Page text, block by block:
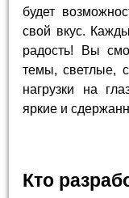
будет
свой вкус.
радость! Вы
темы, светлые,
нагрузки на
яркие и
Кто